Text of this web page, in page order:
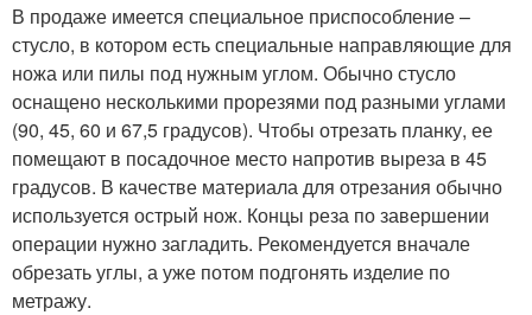
В продаже имеется специальное приспособление –
стусло, в котором есть специальные направляющие для
ножа или пилы под нужным углом. Обычно стусло
оснащено несколькими прорезями под разными углами
(90, 45, 60 и 67,5 градусов). Чтобы отрезать планку, ее
помещают в посадочное место напротив выреза в 45
градусов. В качестве материала для отрезания обычно
используется острый нож. Концы реза по завершении
операции нужно загладить. Рекомендуется вначале
обрезать углы, а уже потом подгонять изделие по
метражу.